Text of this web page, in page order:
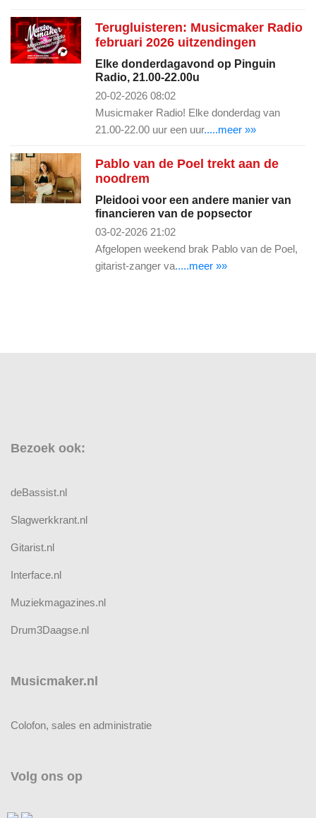
Terugluisteren: Musicmaker Radio
februari 2026 uitzendingen
Elke donderdagavond op Pinguin
Radio, 21.00-22.00u
20-02-2026 08:02
Musicmaker Radio! Elke donderdag van
21.00-22.00 uur een uur.....meer »»
Pablo van de Poel trekt aan de
noodrem
Pleidooi voor een andere manier van
financieren van de popsector
03-02-2026 21:02
Afgelopen weekend brak Pablo van de Poel,
gitarist-zanger va.....meer »»
Bezoek ook:
deBassist.nl
Slagwerkkrant.nl
Gitarist.nl
Interface.nl
Muziekmagazines.nl
Drum3Daagse.nl
Musicmaker.nl
Colofon, sales en administratie
Volg ons op